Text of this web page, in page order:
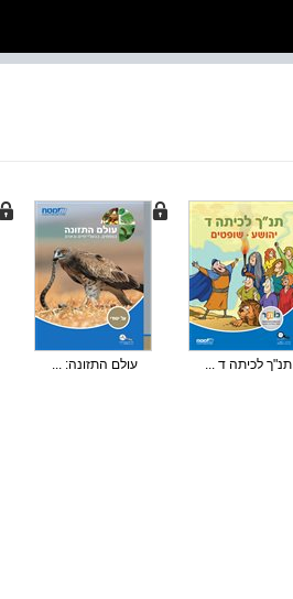
תנ"ך לכיתה ד ... עולם התזונה: ...